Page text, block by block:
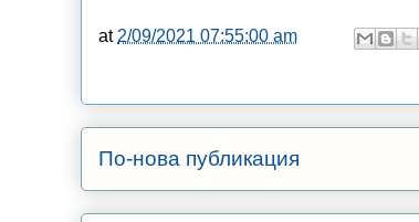
at 2/09/2021 07:55:00 am
По-нова публикация